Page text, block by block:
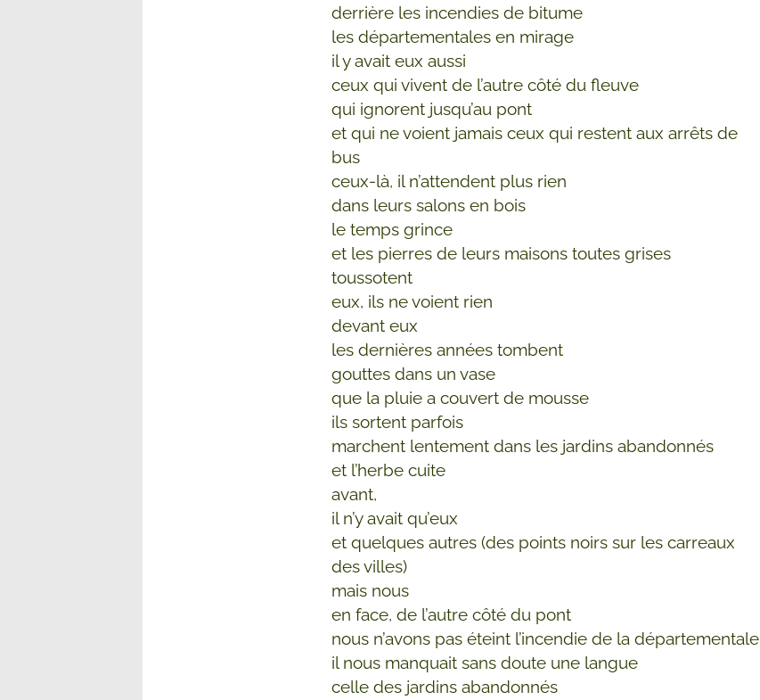
derrière les incendies de bitume
les départementales en mirage
il y avait eux aussi
ceux qui vivent de l’autre côté du fleuve
qui ignorent jusqu’au pont
et qui ne voient jamais ceux qui restent aux arrêts de
bus
ceux-là, il n’attendent plus rien
dans leurs salons en bois
le temps grince
et les pierres de leurs maisons toutes grises
toussotent
eux, ils ne voient rien
devant eux
les dernières années tombent
gouttes dans un vase
que la pluie a couvert de mousse
ils sortent parfois
marchent lentement dans les jardins abandonnés
et l’herbe cuite
avant,
il n’y avait qu’eux
et quelques autres (des points noirs sur les carreaux
des villes)
mais nous
en face, de l’autre côté du pont
nous n’avons pas éteint l’incendie de la départementale
il nous manquait sans doute une langue
celle des jardins abandonnés